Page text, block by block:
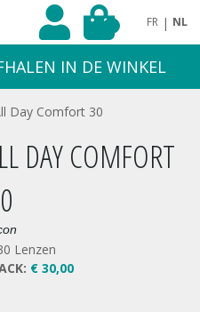
FR | NL
IN DE WINKEL
DAY COMFORT
Lenzen
€ 30,00